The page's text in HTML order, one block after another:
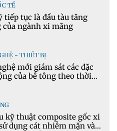
TẾ
tiếp tục là đầu tàu tăng
của ngành xi măng
- THIẾT BỊ
mới giám sát các đặc
của bê tông theo thời
kỹ thuật composite gốc xi
dụng cát nhiễm mặn và